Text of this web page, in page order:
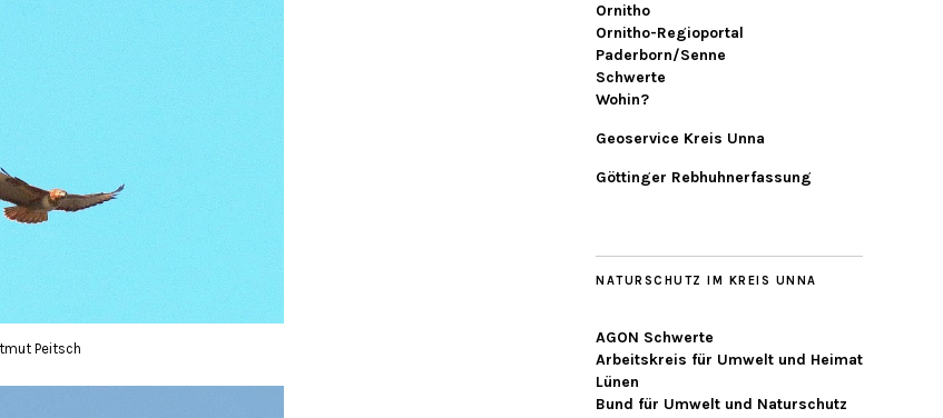
Peitsch
Ornitho
Ornitho-Regioportal
Paderborn/Senne
Schwerte
Wohin?
Geoservice Kreis Unna
Göttinger Rebhuhnerfassung
NATURSCHUTZ IM KREIS UNNA
AGON Schwerte
Arbeitskreis für Umwelt und Heimat
Lünen
Bund für Umwelt und Naturschutz